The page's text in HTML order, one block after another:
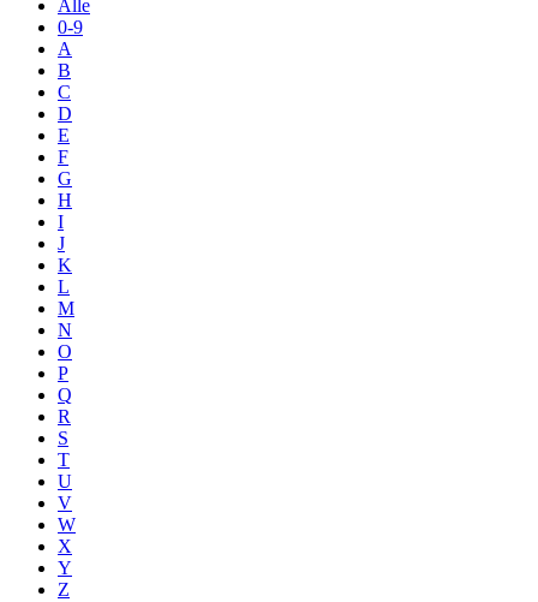
Alle
0-9
A
B
C
D
E
F
G
H
I
J
K
L
M
N
O
P
Q
R
S
T
U
V
W
X
Y
Z